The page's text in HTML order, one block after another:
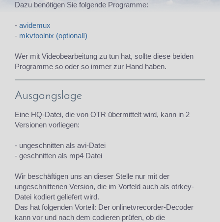
Dazu benötigen Sie folgende Programme:
- avidemux
- mkvtoolnix (optional!)
Wer mit Videobearbeitung zu tun hat, sollte diese beiden
Programme so oder so immer zur Hand haben.
Ausgangslage
Eine HQ-Datei, die von OTR übermittelt wird, kann in 2
Versionen vorliegen:
- ungeschnitten als avi-Datei
- geschnitten als mp4 Datei
Wir beschäftigen uns an dieser Stelle nur mit der
ungeschnittenen Version, die im Vorfeld auch als otrkey-
Datei kodiert geliefert wird.
Das hat folgenden Vorteil: Der onlinetvrecorder-Decoder
kann vor und nach dem codieren prüfen, ob die